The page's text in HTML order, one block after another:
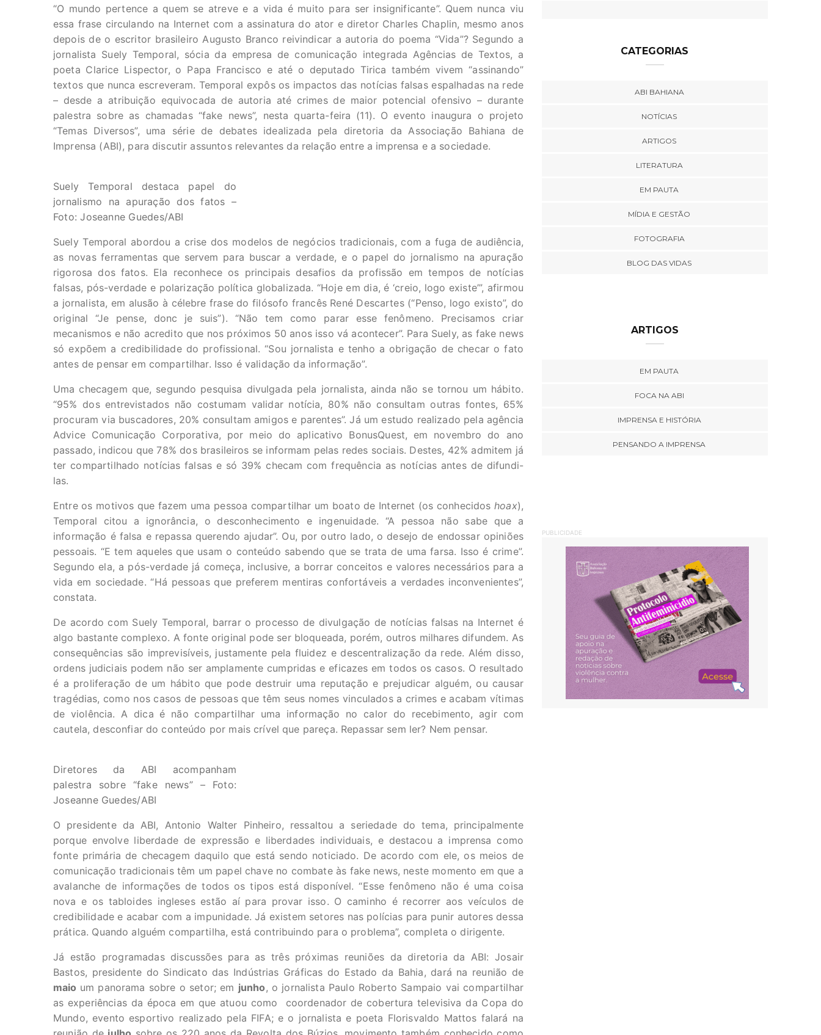
“O mundo pertence a quem se atreve e a vida é muito para ser insignificante”. Quem nunca viu
essa frase circulando na Internet com a assinatura do ator e diretor Charles Chaplin, mesmo anos
depois de o escritor brasileiro Augusto Branco reivindicar a autoria do poema “Vida”? Segundo a
jornalista Suely Temporal, sócia da empresa de comunicação integrada Agências de Textos, a
poeta Clarice Lispector, o Papa Francisco e até o deputado Tirica também vivem “assinando”
textos que nunca escreveram. Temporal expôs os impactos das notícias falsas espalhadas na rede
– desde a atribuição equivocada de autoria até crimes de maior potencial ofensivo – durante
palestra sobre as chamadas “fake news”, nesta quarta-feira (11). O evento inaugura o projeto
“Temas Diversos”, uma série de debates idealizada pela diretoria da Associação Bahiana de
Imprensa (ABI), para discutir assuntos relevantes da relação entre a imprensa e a sociedade.
Suely Temporal destaca papel do
jornalismo na apuração dos fatos –
Foto: Joseanne Guedes/ABI
Suely Temporal abordou a crise dos modelos de negócios tradicionais, com a fuga de audiência,
as novas ferramentas que servem para buscar a verdade, e o papel do jornalismo na apuração
rigorosa dos fatos. Ela reconhece os principais desafios da profissão em tempos de notícias
falsas, pós-verdade e polarização política globalizada. “Hoje em dia, é ‘creio, logo existe’”, afirmou
a jornalista, em alusão à célebre frase do filósofo francês René Descartes (“Penso, logo existo”, do
original “Je pense, donc je suis”). “Não tem como parar esse fenômeno. Precisamos criar
mecanismos e não acredito que nos próximos 50 anos isso vá acontecer”. Para Suely, as fake news
só expõem a credibilidade do profissional. “Sou jornalista e tenho a obrigação de checar o fato
antes de pensar em compartilhar. Isso é validação da informação”.
Uma checagem que, segundo pesquisa divulgada pela jornalista, ainda não se tornou um hábito.
“95% dos entrevistados não costumam validar notícia, 80% não consultam outras fontes, 65%
procuram via buscadores, 20% consultam amigos e parentes”. Já um estudo realizado pela agência
Advice Comunicação Corporativa, por meio do aplicativo BonusQuest, em novembro do ano
passado, indicou que 78% dos brasileiros se informam pelas redes sociais. Destes, 42% admitem já
ter compartilhado notícias falsas e só 39% checam com frequência as notícias antes de difundi-
las.
Entre os motivos que fazem uma pessoa compartilhar um boato de Internet (os conhecidoshoax),
Temporal citou a ignorância, o desconhecimento e ingenuidade. “A pessoa não sabe que a
informação é falsa e repassa querendo ajudar”. Ou, por outro lado, o desejo de endossar opiniões
pessoais. “E tem aqueles que usam o conteúdo sabendo que se trata de uma farsa. Isso é crime”.
Segundo ela, a pós-verdade já começa, inclusive, a borrar conceitos e valores necessários para a
vida em sociedade. “Há pessoas que preferem mentiras confortáveis a verdades inconvenientes”,
constata.
De acordo com Suely Temporal, barrar o processo de divulgação de notícias falsas na Internet é
algo bastante complexo. A fonte original pode ser bloqueada, porém, outros milhares difundem. As
consequências são imprevisíveis, justamente pela fluidez e descentralização da rede. Além disso,
ordens judiciais podem não ser amplamente cumpridas e eficazes em todos os casos. O resultado
é a proliferação de um hábito que pode destruir uma reputação e prejudicar alguém, ou causar
tragédias, como nos casos de pessoas que têm seus nomes vinculados a crimes e acabam vítimas
de violência. A dica é não compartilhar uma informação no calor do recebimento, agir com
cautela, desconfiar do conteúdo por mais crível que pareça. Repassar sem ler? Nem pensar.
Diretores da ABI acompanham
palestra sobre “fake news” – Foto:
Joseanne Guedes/ABI
O presidente da ABI, Antonio Walter Pinheiro, ressaltou a seriedade do tema, principalmente
porque envolve liberdade de expressão e liberdades individuais, e destacou a imprensa como
fonte primária de checagem daquilo que está sendo noticiado. De acordo com ele, os meios de
comunicação tradicionais têm um papel chave no combate às fake news, neste momento em que a
avalanche de informações de todos os tipos está disponível. “Esse fenômeno não é uma coisa
nova e os tabloides ingleses estão aí para provar isso. O caminho é recorrer aos veículos de
credibilidade e acabar com a impunidade. Já existem setores nas polícias para punir autores dessa
prática. Quando alguém compartilha, está contribuindo para o problema”, completa o dirigente.
Já estão programadas discussões para as três próximas reuniões da diretoria da ABI: Josair
Bastos, presidente do Sindicato das Indústrias Gráficas do Estado da Bahia, dará na reunião de
maio um panorama sobre o setor; em junho, o jornalista Paulo Roberto Sampaio vai compartilhar
as experiências da época em que atuou como coordenador de cobertura televisiva da Copa do
Mundo, evento esportivo realizado pela FIFA; e o jornalista e poeta Florisvaldo Mattos falará na
CATEGORIAS
ABI BAHIANA
NOTÍCIAS
ARTIGOS
LITERATURA
EM PAUTA
MÍDIA E GESTÃO
FOTOGRAFIA
BLOG DAS VIDAS
ARTIGOS
EM PAUTA
FOCA NA ABI
IMPRENSA E HISTÓRIA
PENSANDO A IMPRENSA
PUBLICIDADE